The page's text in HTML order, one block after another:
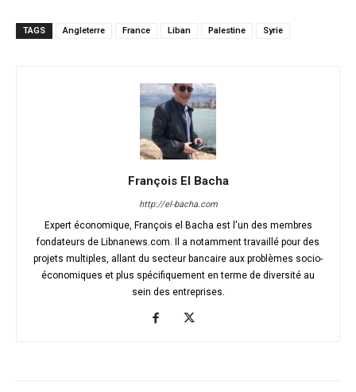
TAGS Angleterre France Liban Palestine Syrie
François El Bacha
http://el-bacha.com
Expert économique, François el Bacha est l'un des membres
fondateurs de Libnanews.com. Il a notamment travaillé pour des
projets multiples, allant du secteur bancaire aux problèmes socio-
économiques et plus spécifiquement en terme de diversité au
sein des entreprises.